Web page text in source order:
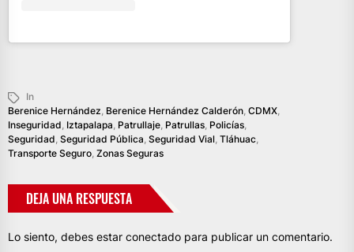
In
Berenice Hernández, Berenice Hernández Calderón, CDMX,
Inseguridad, Iztapalapa, Patrullaje, Patrullas, Policías,
Seguridad, Seguridad Pública, Seguridad Vial, Tláhuac,
Transporte Seguro, Zonas Seguras
DEJA UNA RESPUESTA
Lo siento, debes estar conectado para publicar un comentario.